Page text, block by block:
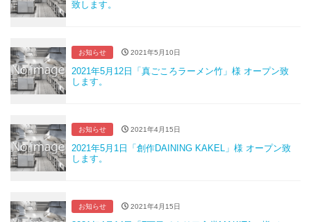
致します。
お知らせ 2021年5月10日
2021年5月12日「真ごころラーメン竹」様 オープン致
します。
お知らせ 2021年4月15日
2021年5月1日「創作DAINING KAKEL」様 オープン致
します。
お知らせ 2021年4月15日